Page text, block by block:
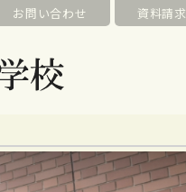
お問い合わせ 資料請求